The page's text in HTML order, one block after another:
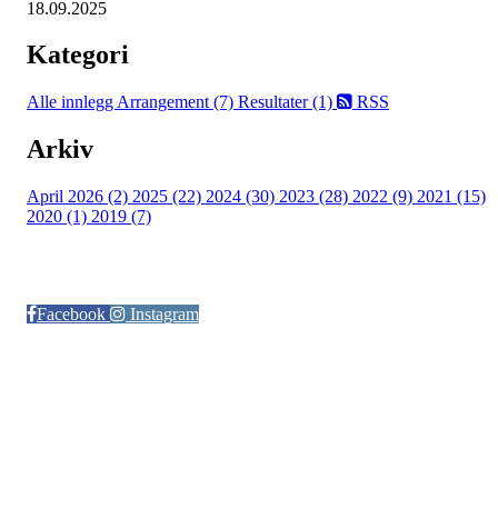
18.09.2025
Kategori
Alle innlegg Arrangement (7) Resultater (1) RSS
Arkiv
April 2026 (2) 2025 (22) 2024 (30) 2023 (28) 2022 (9) 2021 (15)
2020 (1) 2019 (7)
Facebook
Instagram